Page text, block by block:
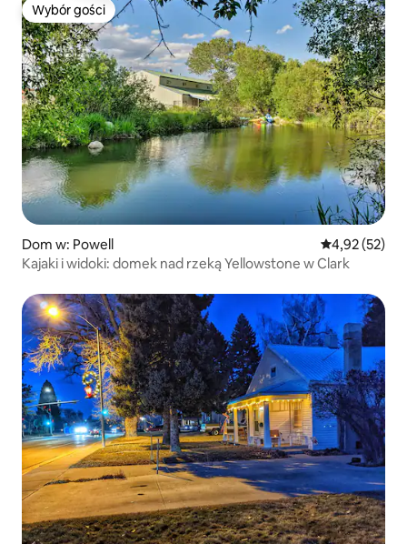
Wybór gości
Wybór gości
Dom w: Powell Średnia
4,92 (52)
Kajaki i widoki: domek nad rzeką Yellowstone w Clark